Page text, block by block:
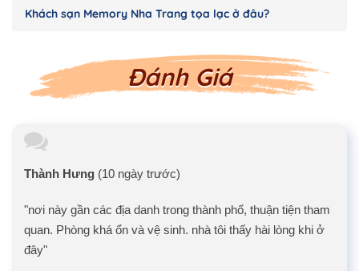
Khách sạn Memory Nha Trang tọa lạc ở đâu?
Đánh Giá
Thành Hưng (10 ngày trước)
"nơi này gần các địa danh trong thành phố, thuận tiện tham
quan. Phòng khá ổn và vệ sinh. nhà tôi thấy hài lòng khi ở
đây"